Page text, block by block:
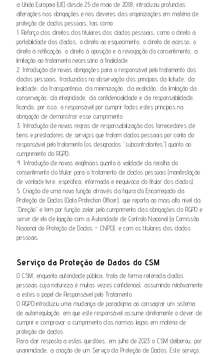
a União Europeia (UE) desde 25 de maio de 2018, introduziu profundas
alterações nas obrigações e nos deveres das organizações em matéria de
proteção de dados pessoais, tais como:
1. Reforço dos direitos dos titulares dos dados pessoais, como o direito à
portabilidade dos dados, o direito ao esquecimento, o direito de acesso, o
direito à retificação, o direito à oposição e à revogação do consentimento, a
limitação ao tratamento necessário à finalidade;
2. Introdução de novas obrigações para o responsável pelo tratamento dos
dados pessoais, traduzidas na observação dos princípios da licitude, da
lealdade, da transparência, da minimização, da exatidão, da limitação da
conservação, da integridade, da confidencialidade e da responsabilidade,
ficando, por isso, o responsável por cumprir todos estes princípios na
obrigação de demonstrar esse cumprimento.
3. Introdução de novas regras de responsabilização dos fornecedores de
bens e prestadores de serviços que tratam dados pessoais por conta do
responsável pelo tratamento (os designados “subcontratantes”) quanto ao
cumprimento do RGPD;
4. Introdução de novas exigências quanto à validade da recolha do
consentimento do titular para o tratamento de dados pessoais (manifestação
de vontade livre, específica, informada e inequívoca do titular dos dados);
5. Criação de uma nova função através da figura do Encarregado da
Proteção de Dados (Data Protection Officer), que reporta ao mais alto nível da
“Direção” e tem por função zelar pelo cumprimento das obrigações do RGPD e
servir de elo de ligação com a Autoridade de Controlo Nacional (a Comissão
Nacional de Proteção de Dados – CNPD), e com os titulares dos dados
pessoais.
Serviço da Proteção de Dados do CSM
O CSM, enquanto autoridade pública, trata de forma reiterada dados
pessoais cuja natureza é muitas vezes confidencial, assumindo relativamente
a estes o papel de Responsável pelo Tratamento.
O RGPD introduziu uma mudança de paradigma ao consagrar um sistema
de autorregulação, em que este responsável assume diretamente o dever de
cumprir e comprovar o cumprimento das normas legais em matéria de
proteção de dados.
Para dar resposta a estas questões, em julho de 2023 o CSM deliberou, por
unanimidade, a criação de um Serviço da Proteção de Dados. Este serviço,